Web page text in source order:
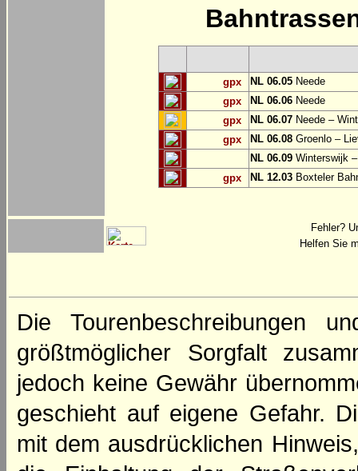
gpx NL 06.05 Neede
gpx
NL 06.06 Neede
gpx
NL 06.07 Neede –
gpx
NL 06.08 Groenlo –
NL 06.09 Winterswijk
gpx
NL 12.03 Boxteler
Fehler?
Helfen Sie
Die Tourenbeschreibungen
größtmöglicher Sorgfalt
jedoch keine Gewähr
geschieht auf eigene Gefahr.
mit dem ausdrücklichen